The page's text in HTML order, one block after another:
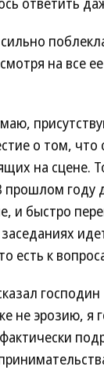
на все
о том, что
на сцене.
прошлом году
и быстро
есть к
не эрозию, я